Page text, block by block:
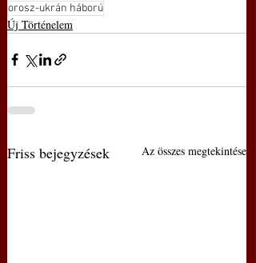
orosz-ukrán háború
Új Történelem
Friss bejegyzések Az összes megtekintése